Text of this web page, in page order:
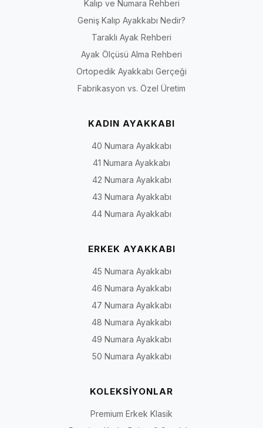
Kalıp ve Numara Rehberi
Geniş Kalıp Ayakkabı Nedir?
Taraklı Ayak Rehberi
Ayak Ölçüsü Alma Rehberi
Ortopedik Ayakkabı Gerçeği
Fabrikasyon vs. Özel Üretim
KADIN AYAKKABI
40 Numara Ayakkabı
41 Numara Ayakkabı
42 Numara Ayakkabı
43 Numara Ayakkabı
44 Numara Ayakkabı
ERKEK AYAKKABI
45 Numara Ayakkabı
46 Numara Ayakkabı
47 Numara Ayakkabı
48 Numara Ayakkabı
49 Numara Ayakkabı
50 Numara Ayakkabı
KOLEKSİYONLAR
Premium Erkek Klasik